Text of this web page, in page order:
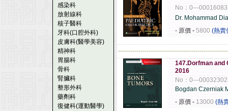
感染科
放射線科
核子醫科
牙科(口腔外科)
皮膚科(醫學美容)
精神科
胃腸科
骨科
腎臟科
整形外科
藥劑科
復健科(運動醫學)
No：0---
Dr. Mohammad
- 原價 - 5800 (熱賣
147.Dorfman and
2016
No：0---
Bogdan Czerniak
- 原價 - 13000 (熱